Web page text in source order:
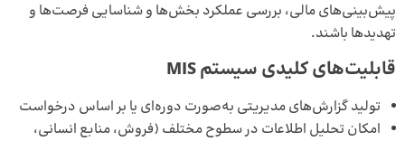
پیش‌بینی‌های مالی، بررسی عملکرد بخش‌ها و شناسایی فرصت‌ها و
تهدیدها باشند.
قابلیت‌های کلیدی سیستم MIS
تولید گزارش‌های مدیریتی به‌صورت دوره‌ای یا بر اساس درخواست
امکان تحلیل اطلاعات در سطوح مختلف (فروش، منابع انسانی،